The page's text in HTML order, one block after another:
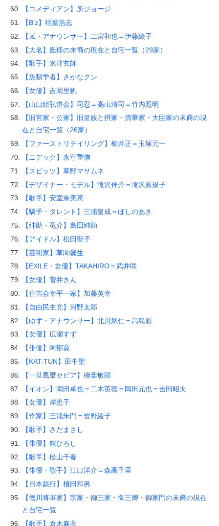
【コメディアン】所ジョージ
【B’z】稲葉浩志
【嵐・アナウンサー】二宮和也＝伊藤綾子
【大名】殿様の末裔の現在と自宅一覧（29家）
【歌手】米津玄師
【魚類学者】さかなクン
【女優】吉岡里帆
【山口組弘道会】司忍＝高山清司＝竹内照明
【旧宮家・公家】旧皇族と摂家・清華家・大臣家の末裔の現
在と自宅一覧（26家）
【ファーストリテイリング】柳井正＝玉塚元一
【ニデック】永守重信
【スピッツ】草野マサムネ
【デザイナー・モデル】滝沢伸介＝滝沢眞規子
【歌手】安室奈美恵
【騎手・タレント】三浦皇成＝ほしのあき
【紳助・竜介】島田紳助
【アイドル】松田聖子
【芸術家】草間彌生
【EXILE・女優】TAKAHIRO＝武井咲
【女優】菅井きん
【住吉会幸平一家】加藤英幸
【自由民主党】河野太郎
【ゆず・アナウンサー】北川悠仁＝高島彩
【女優】広瀬すず
【俳優】阿部寛
【KAT-TUN】田中聖
【一世風靡セピア】柳葉敏郎
【イオン】岡田卓也＝二木英徳＝岡田元也＝吉田昭夫
【女優】岸恵子
【作家】三浦朱門＝曾野綾子
【歌手】さだまさし
【俳優】舘ひろし
【歌手】松山千春
【俳優・歌手】江口洋介＝森高千里
【日本銀行】植田和男
【徳川将軍家】宗家・御三家・御三卿・御家門の末裔の現在
と自宅一覧
【歌手】倉木麻衣